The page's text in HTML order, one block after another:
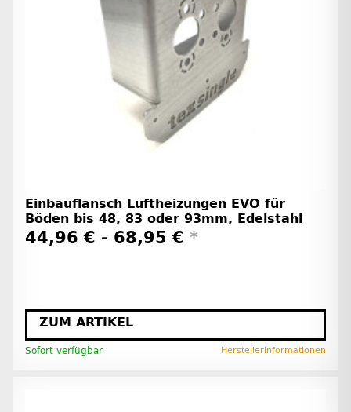
Einbauflansch Luftheizungen EVO für
Böden bis 48, 83 oder 93mm, Edelstahl
44,96 € - 68,95 € *
ZUM ARTIKEL
Sofort verfügbar Herstellerinformationen